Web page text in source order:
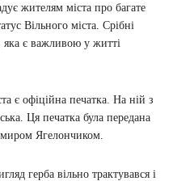
жителям міста про багате
Вільного міста. Срібні
яка є важливою у житті
є офіційна печатка. На ній з
Ця печатка була передана
Ягелончиком.
герба вільно трактувався і